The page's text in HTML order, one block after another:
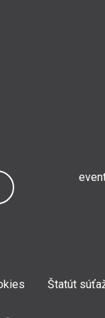
Štatút